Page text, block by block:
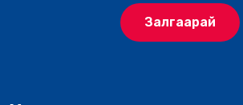
Залгаарай